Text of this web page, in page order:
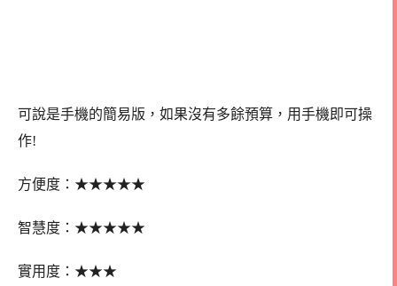
可說是手機的簡易版，如果沒有多餘預算，用手機即可操
作!
方便度： ★★★★★
智慧度： ★★★★★
實用度： ★★★